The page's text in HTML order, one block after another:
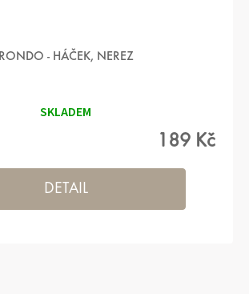
RONDO - HÁČEK, NEREZ
SKLADEM
189 Kč
DETAIL